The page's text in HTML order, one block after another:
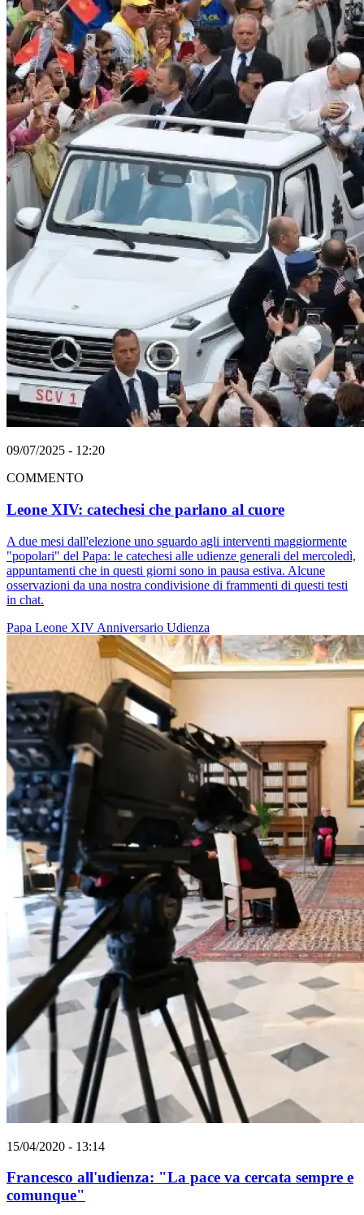
09/07/2025 - 12:20
COMMENTO
Leone XIV: catechesi che parlano al cuore
A due mesi dall'elezione uno sguardo agli interventi maggiormente
"popolari" del Papa: le catechesi alle udienze generali del mercoledì,
appuntamenti che in questi giorni sono in pausa estiva. Alcune
osservazioni da una nostra condivisione di frammenti di questi testi
in chat.
Papa Leone XIV Anniversario Udienza
15/04/2020 - 13:14
Francesco all'udienza: "La pace va cercata sempre e
comunque"